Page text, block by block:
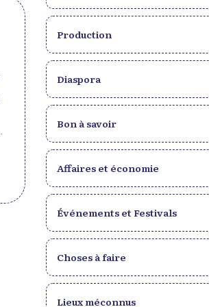
Production
Diaspora
Bon à savoir
Affaires et économie
Événements et Festivals
Choses à faire
Lieux méconnus